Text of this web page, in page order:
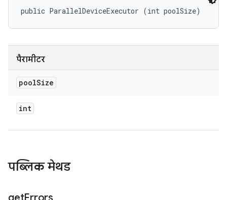
public ParallelDeviceExecutor (int poolSize)
पैरामीटर
poolSize
int
पब्लिक मेथड